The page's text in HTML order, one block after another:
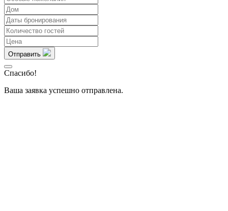
Отправить
Спасибо!
Ваша заявка успешно отправлена.